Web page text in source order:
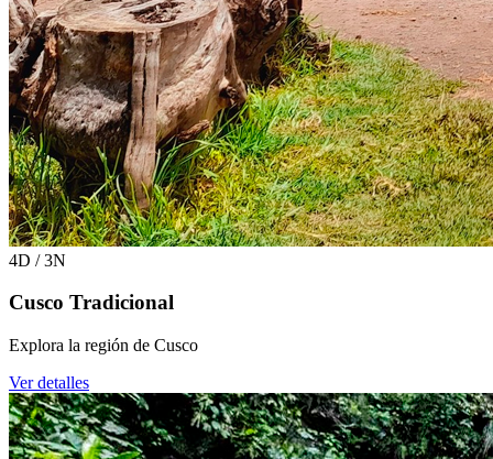
4D / 3N
Cusco Tradicional
Explora la región de Cusco
Ver detalles